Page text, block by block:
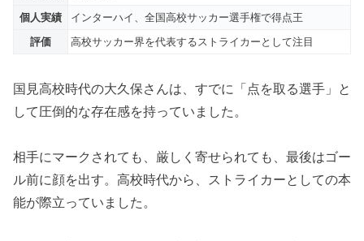
個人実績
インターハイ、全国高校サッカー選手権で得点王
評価
高校サッカー界を代表するストライカーとして注目
国見高校時代の大久保さんは、すでに「点を取る選手」と
して圧倒的な存在感を持っていました。
相手にマークされても、厳しく寄せられても、最後はゴー
ル前に顔を出す。高校時代から、ストライカーとしての本
能が際立っていました。